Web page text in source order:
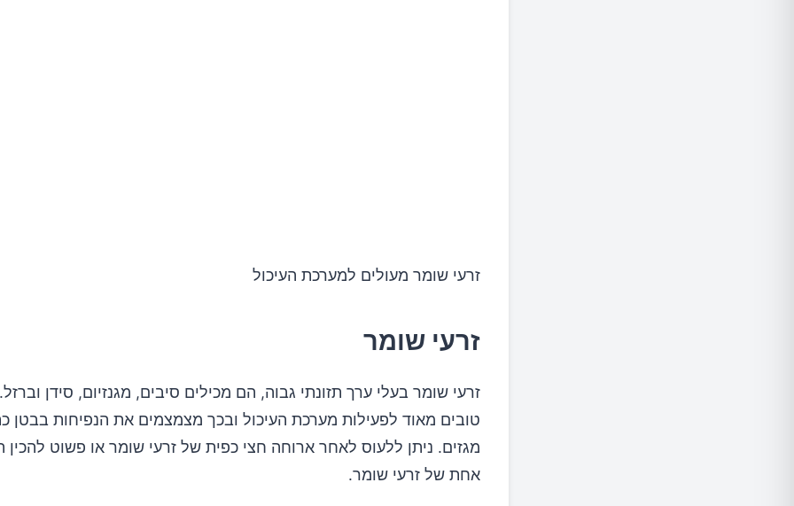
זרעי שומר מעולים למערכת העיכול
זרעי שומר
זרעי שומר בעלי ערך תזונתי גבוה, הם מכילים סיבים, מגנזיום, סידן
טובים מאוד לפעילות מערכת העיכול ובכך מצמצמים את הנפיחות בבטן
מגזים. ניתן ללעוס לאחר ארוחה חצי כפית של זרעי שומר או פשוט
אחת של זרעי שומר.